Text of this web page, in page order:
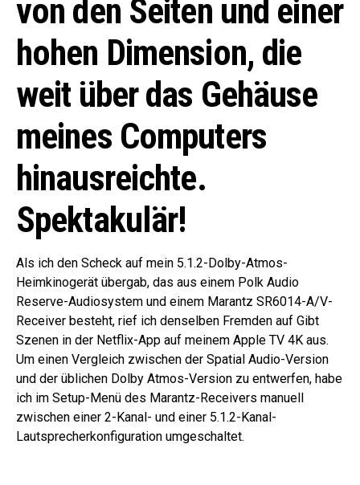
von den Seiten und einer
hohen Dimension, die
weit über das Gehäuse
meines Computers
hinausreichte.
Spektakulär!
Als ich den Scheck auf mein 5.1.2-Dolby-Atmos-
Heimkinogerät übergab, das aus einem Polk Audio
Reserve-Audiosystem und einem Marantz SR6014-A/V-
Receiver besteht, rief ich denselben Fremden auf Gibt
Szenen in der Netflix-App auf meinem Apple TV 4K aus.
Um einen Vergleich zwischen der Spatial Audio-Version
und der üblichen Dolby Atmos-Version zu entwerfen, habe
ich im Setup-Menü des Marantz-Receivers manuell
zwischen einer 2-Kanal- und einer 5.1.2-Kanal-
Lautsprecherkonfiguration umgeschaltet.